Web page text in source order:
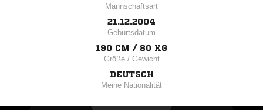
Mannschaftsart
21.12.2004
Geburtsdatum
190 CM / 80 KG
Größe / Gewicht
DEUTSCH
Meine Nationalität